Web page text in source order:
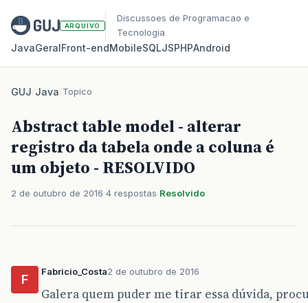
ARQUIVO
Discussoes de Programacao e
Tecnologia
JavaGeralFront‑endMobileSQLJSPHPAndroid
GUJ/Java/Topico
Abstract table model - alterar
registro da tabela onde a coluna é
um objeto - RESOLVIDO
2 de outubro de 2016 4 respostas Resolvido
F
Fabricio_Costa2 de outubro de 2016
Galera quem puder me tirar essa dúvida,